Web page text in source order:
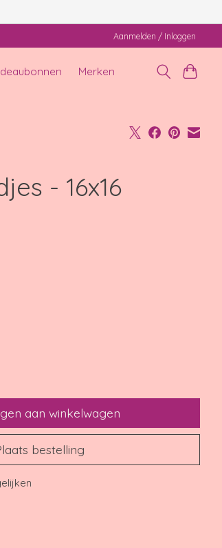
Aanmelden / Inloggen
Merken
- 16x16
product is
aan winkelwagen
bestelling